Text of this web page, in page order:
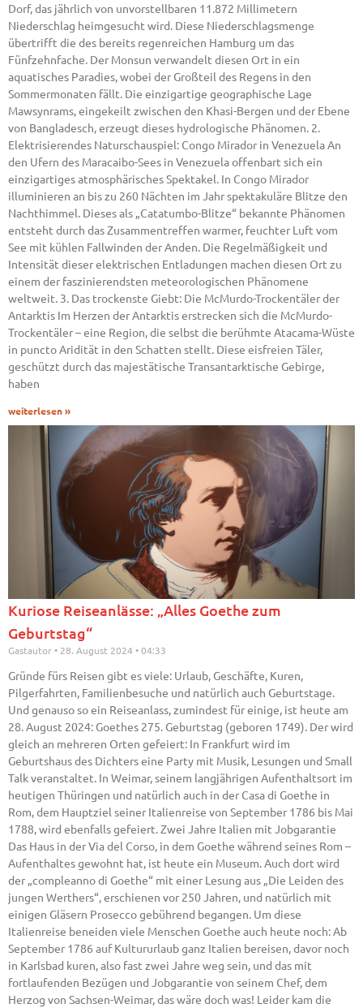
Dorf, das jährlich von unvorstellbaren 11.872 Millimetern
Niederschlag heimgesucht wird. Diese Niederschlagsmenge
übertrifft die des bereits regenreichen Hamburg um das
Fünfzehnfache. Der Monsun verwandelt diesen Ort in ein
aquatisches Paradies, wobei der Großteil des Regens in den
Sommermonaten fällt. Die einzigartige geographische Lage
Mawsynrams, eingekeilt zwischen den Khasi-Bergen und der Ebene
von Bangladesch, erzeugt dieses hydrologische Phänomen. 2.
Elektrisierendes Naturschauspiel: Congo Mirador in Venezuela An
den Ufern des Maracaibo-Sees in Venezuela offenbart sich ein
einzigartiges atmosphärisches Spektakel. In Congo Mirador
illuminieren an bis zu 260 Nächten im Jahr spektakuläre Blitze den
Nachthimmel. Dieses als „Catatumbo-Blitze“ bekannte Phänomen
entsteht durch das Zusammentreffen warmer, feuchter Luft vom
See mit kühlen Fallwinden der Anden. Die Regelmäßigkeit und
Intensität dieser elektrischen Entladungen machen diesen Ort zu
einem der faszinierendsten meteorologischen Phänomene
weltweit. 3. Das trockenste Giebt: Die McMurdo-Trockentäler der
Antarktis Im Herzen der Antarktis erstrecken sich die McMurdo-
Trockentäler – eine Region, die selbst die berühmte Atacama-Wüste
in puncto Aridität in den Schatten stellt. Diese eisfreien Täler,
geschützt durch das majestätische Transantarktische Gebirge,
haben
weiterlesen »
Kuriose Reiseanlässe: „Alles Goethe zum
Geburtstag“
Gastautor 28. August 2024 04:33
Gründe fürs Reisen gibt es viele: Urlaub, Geschäfte, Kuren,
Pilgerfahrten, Familienbesuche und natürlich auch Geburtstage.
Und genauso so ein Reiseanlass, zumindest für einige, ist heute am
28. August 2024: Goethes 275. Geburtstag (geboren 1749). Der wird
gleich an mehreren Orten gefeiert: In Frankfurt wird im
Geburtshaus des Dichters eine Party mit Musik, Lesungen und Small
Talk veranstaltet. In Weimar, seinem langjährigen Aufenthaltsort im
heutigen Thüringen und natürlich auch in der Casa di Goethe in
Rom, dem Hauptziel seiner Italienreise von September 1786 bis Mai
1788, wird ebenfalls gefeiert. Zwei Jahre Italien mit Jobgarantie
Das Haus in der Via del Corso, in dem Goethe während seines Rom –
Aufenthaltes gewohnt hat, ist heute ein Museum. Auch dort wird
der „compleanno di Goethe“ mit einer Lesung aus „Die Leiden des
jungen Werthers“, erschienen vor 250 Jahren, und natürlich mit
einigen Gläsern Prosecco gebührend begangen. Um diese
Italienreise beneiden viele Menschen Goethe auch heute noch: Ab
September 1786 auf Kultururlaub ganz Italien bereisen, davor noch
in Karlsbad kuren, also fast zwei Jahre weg sein, und das mit
fortlaufenden Bezügen und Jobgarantie von seinem Chef, dem
Herzog von Sachsen-Weimar, das wäre doch was! Leider kam die